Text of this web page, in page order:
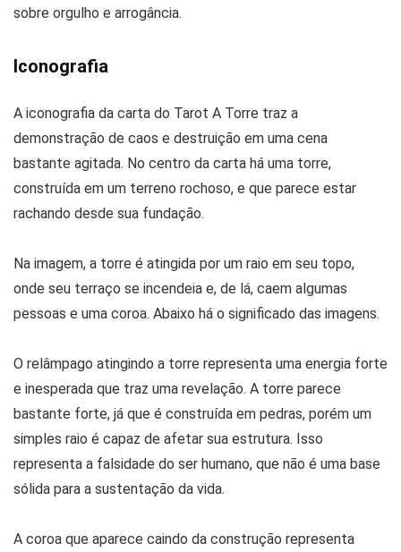
sobre orgulho e arrogância.
Iconografia
A iconografia da carta do Tarot A Torre traz a
demonstração de caos e destruição em uma cena
bastante agitada. No centro da carta há uma torre,
construída em um terreno rochoso, e que parece estar
rachando desde sua fundação.
Na imagem, a torre é atingida por um raio em seu topo,
onde seu terraço se incendeia e, de lá, caem algumas
pessoas e uma coroa. Abaixo há o significado das imagens.
O relâmpago atingindo a torre representa uma energia forte
e inesperada que traz uma revelação. A torre parece
bastante forte, já que é construída em pedras, porém um
simples raio é capaz de afetar sua estrutura. Isso
representa a falsidade do ser humano, que não é uma base
sólida para a sustentação da vida.
A coroa que aparece caindo da construção representa